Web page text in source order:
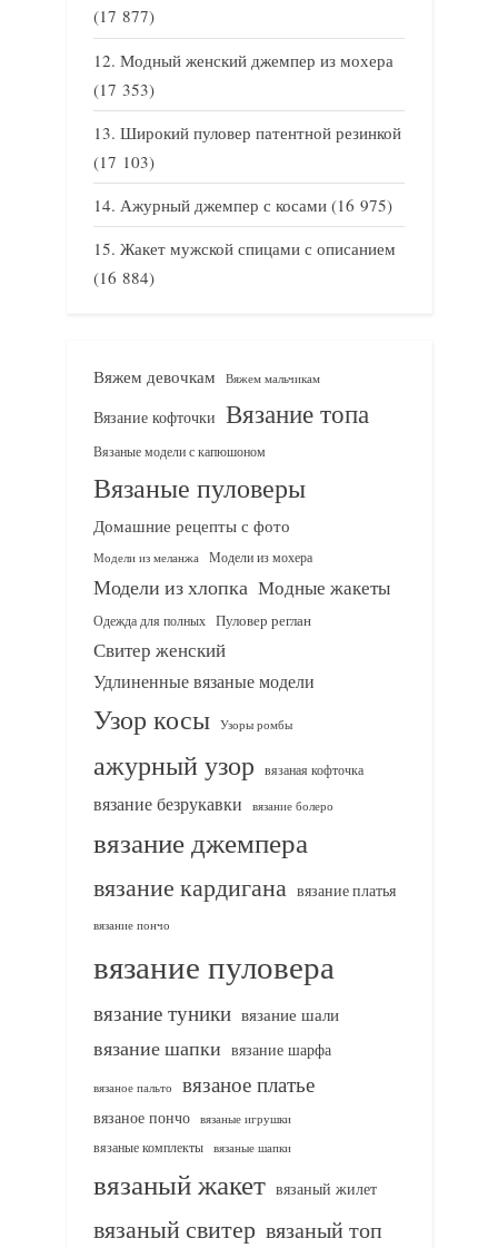
(17 877)
Модный женский джемпер из мохера
(17 353)
Широкий пуловер патентной резинкой
(17 103)
Ажурный джемпер с косами (16 975)
Жакет мужской спицами с описанием
(16 884)
Вяжем девочкам Вяжем мальчикам
Вязание кофточки Вязание топа
Вязаные модели с капюшоном
Вязаные пуловеры
Домашние рецепты с фото
Модели из меланжа Модели из мохера
Модели из хлопка Модные жакеты
Одежда для полных Пуловер реглан
Свитер женский
Удлиненные вязаные модели
Узор косы Узоры ромбы
ажурный узор вязаная кофточка
вязание безрукавки вязание болеро
вязание джемпера
вязание кардигана вязание платья
вязание пончо
вязание пуловера
вязание туники вязание шали
вязание шапки вязание шарфа
вязаное пальто вязаное платье
вязаное пончо вязаные игрушки
вязаные комплекты
вязаные шапки
вязаный жакет вязаный жилет
вязаный свитер вязаный топ